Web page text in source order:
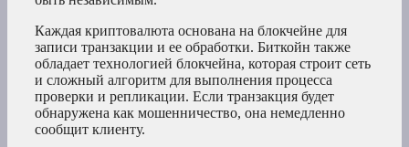
Каждая криптовалюта основана на блокчейне для
записи транзакции и ее обработки. Биткойн также
обладает технологией блокчейна, которая строит сеть
и сложный алгоритм для выполнения процесса
проверки и репликации. Если транзакция будет
обнаружена как мошенничество, она немедленно
сообщит клиенту.